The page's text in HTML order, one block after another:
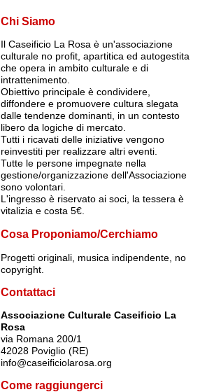
Chi Siamo
Il Caseificio La Rosa è un'associazione
culturale no profit, apartitica ed autogestita
che opera in ambito culturale e di
intrattenimento.
Obiettivo principale è condividere,
diffondere e promuovere cultura slegata
dalle tendenze dominanti, in un contesto
libero da logiche di mercato.
Tutti i ricavati delle iniziative vengono
reinvestiti per realizzare altri eventi.
Tutte le persone impegnate nella
gestione/organizzazione dell'Associazione
sono volontari.
L'ingresso è riservato ai soci, la tessera è
vitalizia e costa 5€.
Cosa Proponiamo/Cerchiamo
Progetti originali, musica indipendente, no
copyright.
Contattaci
Associazione Culturale Caseificio La
Rosa
via Romana 200/1
42028 Poviglio (RE)
info@caseificiolarosa.org
Come raggiungerci